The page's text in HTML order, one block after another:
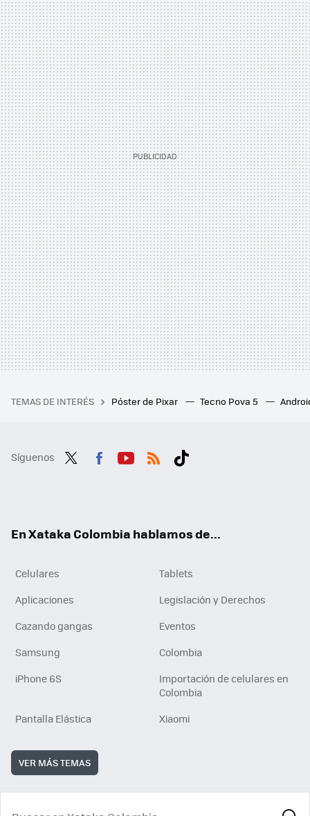
TEMAS DE INTERÉS Póster de Pixar Tecno Pova 5
Síguenos
En Xataka Colombia hablamos de...
Celulares
Tablets
Aplicaciones
Legislación y Derechos
Cazando gangas
Eventos
Samsung
Colombia
iPhone 6S
Importación de celulares en
Colombia
Pantalla Elástica
Xiaomi
VER MÁS TEMAS